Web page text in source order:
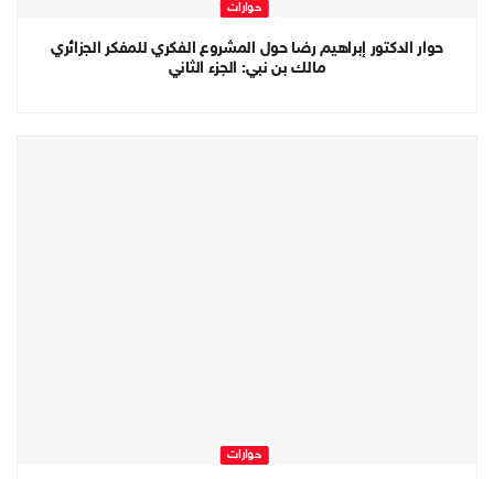
حوارات
حوار الدكتور إبراهيم رضا حول المشروع الفكري للمفكر الجزائري
مالك بن نبي: الجزء الثاني
حوارات